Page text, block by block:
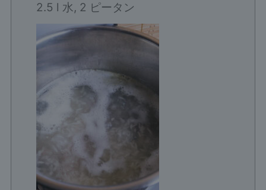
2.5 l 水, 2 ピータン